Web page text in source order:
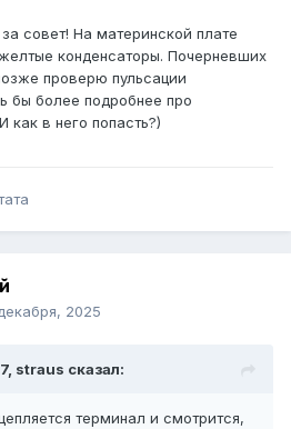
совет! На материнской плате
конденсаторы. Почерневших
проверю пульсации
бы более подробнее про
как в него попасть?)
2025
straus сказал:
терминал и смотрится,